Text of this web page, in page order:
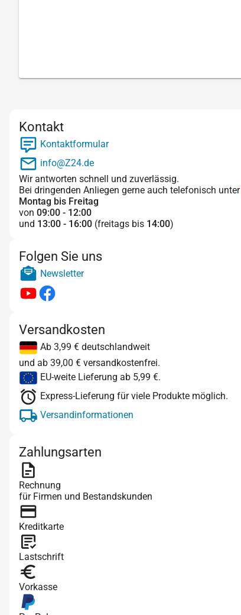
Kontakt
Kontaktformular
info@Z24.de
Wir antworten schnell und zuverlässig.
Bei dringenden Anliegen gerne auch telefonisch unter
Montag bis Freitag
von 09:00 - 12:00
und 13:00 - 16:00 (freitags bis 14:00)
Folgen Sie uns
Newsletter
Versandkosten
Ab 3,99 € deutschlandweit
und ab 39,00 € versandkostenfrei.
EU-weite Lieferung ab 5,99 €.
Express-Lieferung für viele Produkte möglich.
Versandinformationen
Zahlungsarten
Rechnung
für Firmen und Bestandskunden
Kreditkarte
Lastschrift
Vorkasse